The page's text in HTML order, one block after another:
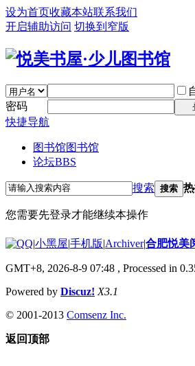
设为首页收藏本站联系我们
开启辅助访问 切换到窄版
密码
快捷导航
图书馆图书馆
论坛BBS
搜索 搜索
您需要先登录才能继续本操作
|小黑屋|手机版|Archiver|合肥悦美
GMT+8, 2026-8-9 07:48 , Processed in
Powered by Discuz! X3.1
© 2001-2013 Comsenz Inc.
返回顶部